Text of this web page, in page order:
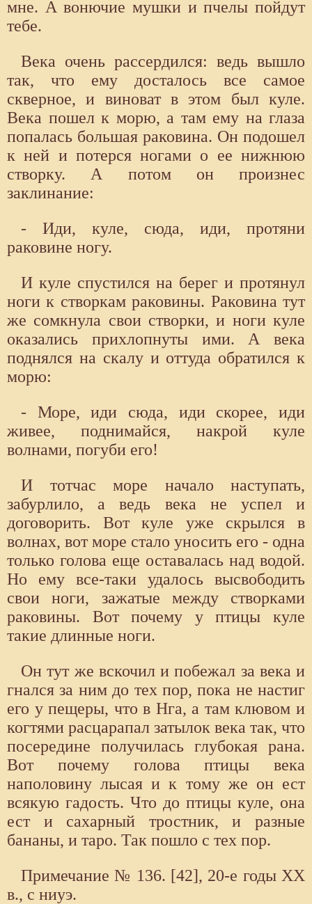
мне. А вонючие мушки и пчелы пойдут
тебе.
Века очень рассердился: ведь вышло
так, что ему досталось все самое
скверное, и виноват в этом был куле.
Века пошел к морю, а там ему на глаза
попалась большая раковина. Он подошел
к ней и потерся ногами о ее нижнюю
створку. А потом он произнес
заклинание:
- Иди, куле, сюда, иди, протяни
раковине ногу.
И куле спустился на берег и протянул
ноги к створкам раковины. Раковина тут
же сомкнула свои створки, и ноги куле
оказались прихлопнуты ими. А века
поднялся на скалу и оттуда обратился к
морю:
- Море, иди сюда, иди скорее, иди
живее, поднимайся, накрой куле
волнами, погуби его!
И тотчас море начало наступать,
забурлило, а ведь века не успел и
договорить. Вот куле уже скрылся в
волнах, вот море стало уносить его - одна
только голова еще оставалась над водой.
Но ему все-таки удалось высвободить
свои ноги, зажатые между створками
раковины. Вот почему у птицы куле
такие длинные ноги.
Он тут же вскочил и побежал за века и
гнался за ним до тех пор, пока не настиг
его у пещеры, что в Нга, а там клювом и
когтями расцарапал затылок века так, что
посередине получилась глубокая рана.
Вот почему голова птицы века
наполовину лысая и к тому же он ест
всякую гадость. Что до птицы куле, она
ест и сахарный тростник, и разные
бананы, и таро. Так пошло с тех пор.
Примечание № 136. [42], 20-е годы XX
в., с ниуэ.